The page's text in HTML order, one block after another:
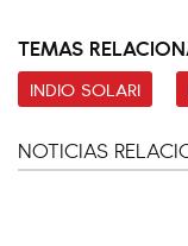
TEMAS
INDIO SOLARI
NOTICIAS